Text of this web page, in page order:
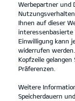
Werbepartner und
Ihnen auf dieser
interessenbasierte
Einwilligung kann
widerrufen
Kopfzeile
Präferenzen.
Weitere
Speicherdauern